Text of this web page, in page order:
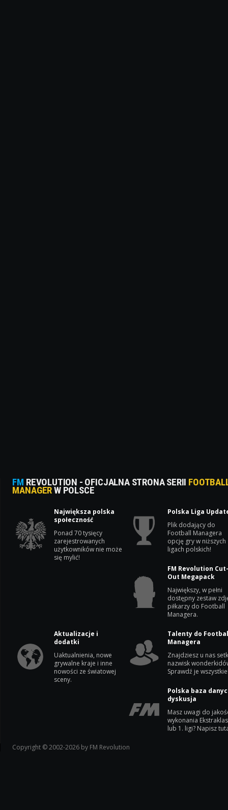
FM REVOLUTION - OFICJALNA STRONA SERII
MANAGERW POLSCE
Największa polska
społeczność
Ponad 70 tysięcy
zarejestrowanych
użytkowników nie może
się mylić!
Polska Liga
Plik dodający do
Football Managera
opcję gry w niższych
ligach polskich!
FM Revolution
Out Megapack
Największy, w pełni
dostępny zestaw
piłkarzy do Football
Managera.
Aktualizacje i
dodatki
Uaktualnienia, nowe
grywalne kraje i inne
nowości ze światowej
sceny.
Talenty do
Managera
Znajdziesz u nas
nazwisk
Sprawdź je
Polska baza
dyskusja
Masz uwagi do
wykonania
lub 1. ligi? Napisz
Copyright © 2002-2026 by FM Revolution